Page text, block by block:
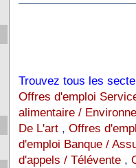
Trouvez tous les
Offres d'emploi
alimentaire /
De L'art , Offres
d'emploi Banque /
d'appels / Télévente ,